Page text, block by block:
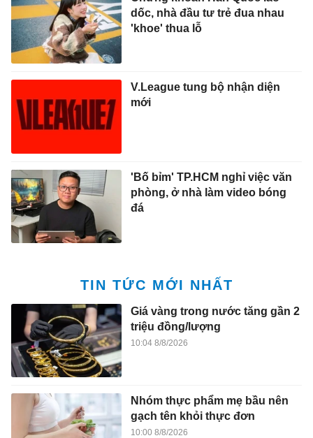
mới
'Bố bỉm' TP.HCM nghỉ việc văn
phòng, ở nhà làm video bóng
TIN TỨC MỚI NHẤT
Giá vàng trong nước tăng gần 2
Nhóm thực phẩm mẹ bầu nên
gạch tên khỏi thực đơn
Giấc mộng lớn trên biển của
người Tây Ban Nha